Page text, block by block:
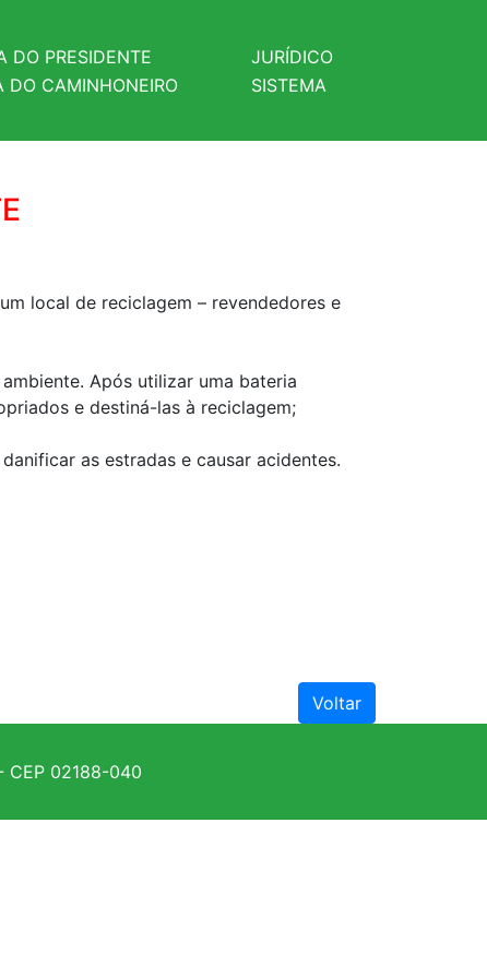
DO PRESIDENTE
JURÍDICO
DO CAMINHONEIRO SISTEMA
local de reciclagem – revendedores e
Após utilizar uma bateria
e destiná-las à reciclagem;
as estradas e causar acidentes.
Voltar
CEP 02188-040